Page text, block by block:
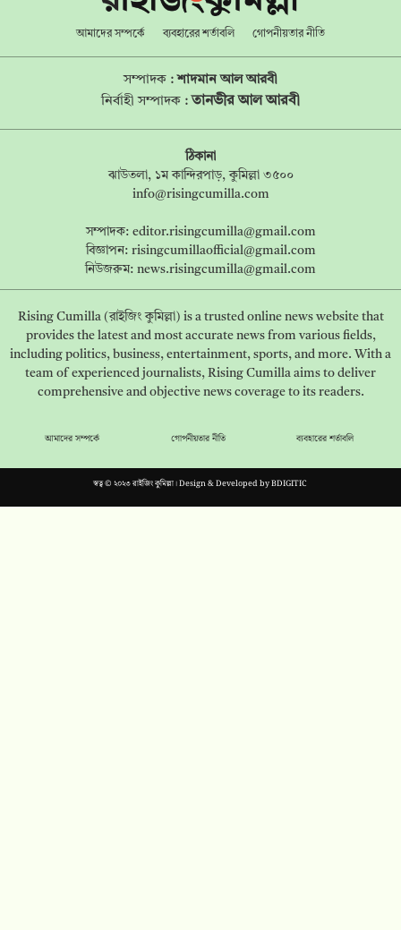
আমাদের সম্পর্কে ব্যবহারের শর্তাবলি গোপনীয়তার নীতি
সম্পাদক :শাদমান আল আরবী
নির্বাহী সম্পাদক : তানভীর আল আরবী
ঠিকানা
ঝাউতলা, ১ম কান্দিরপাড়, কুমিল্লা ৩৫০০
info@risingcumilla.com
সম্পাদক: editor.risingcumilla@gmail.com
বিজ্ঞাপন: risingcumillaofficial@gmail.com
নিউজরুম: news.risingcumilla@gmail.com
Rising Cumilla (রাইজিং কুমিল্লা) is a trusted online news website that
provides the latest and most accurate news from various fields,
including politics, business, entertainment, sports, and more. With a
team of experienced journalists, Rising Cumilla aims to deliver
comprehensive and objective news coverage to its readers.
আমাদের সম্পর্কে গোপনীয়তার নীতি ব্যবহারের শর্তাবলি
স্বত্ব © ২০২৩ রাইজিং কুমিল্লা। Design & Developed byBDIGITIC